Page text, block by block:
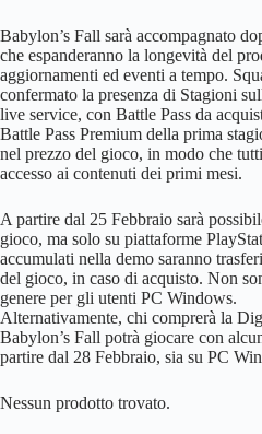
Babylon’s Fall sarà accompagnato
che espanderanno la longevità del
aggiornamenti ed eventi a tempo.
confermato la presenza di Stagioni
live service, con Battle Pass da
Battle Pass Premium della prima
nel prezzo del gioco, in modo che
accesso ai contenuti dei primi mesi.
A partire dal 25 Febbraio sarà
gioco, ma solo su piattaforme
accumulati nella demo saranno
del gioco, in caso di acquisto. Non
genere per gli utenti PC Windows.
Alternativamente, chi comprerà la
Babylon’s Fall potrà giocare con
partire dal 28 Febbraio, sia su PC
Nessun prodotto trovato.